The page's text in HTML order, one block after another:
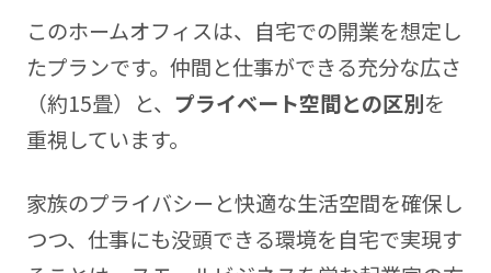
このホームオフィスは、自宅での開業を想定し
たプランです。仲間と仕事ができる充分な広さ
（約15畳）と、 プライベート空間との区別を
重視しています。
家族のプライバシーと快適な生活空間を確保し
つつ、仕事にも没頭できる環境を自宅で実現す